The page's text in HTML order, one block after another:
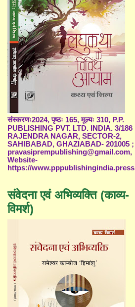
संस्करणः2024, पृष्ठः 165, मूल्यः 310, P.P.
PUBLISHING PVT. LTD. INDIA. 3/186
RAJENDRA NAGAR, SECTOR-2,
SAHIBABAD, GHAZIABAD- 201005 ;
pravasiprempublishing@gmail.com,
Website-
https://www.pppublishingindia.press
संवेदना एवं अभिव्यक्ति (काव्य-
विमर्श)